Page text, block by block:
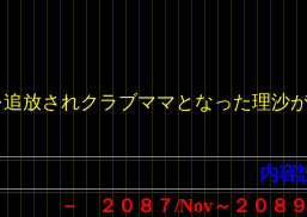
放されクラブママとなった理沙
内容
－ ２０８７/Nov～２０